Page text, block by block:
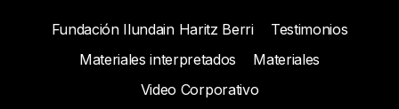
Fundación Ilundain Haritz Berri
Testimonios
Materiales interpretados
Materiales
Video Corporativo